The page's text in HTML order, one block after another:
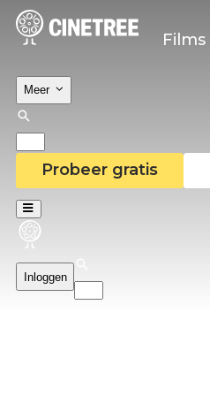
Films
Meer
Probeer gratis
Inloggen